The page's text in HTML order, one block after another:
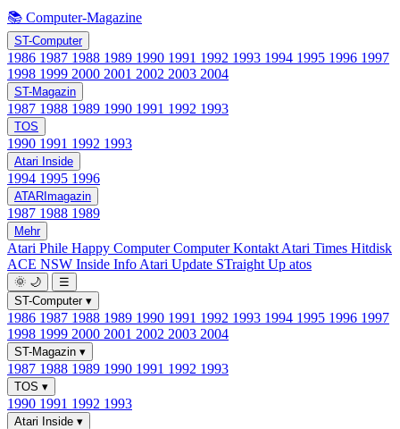
📚 Computer-Magazine
ST-Computer
1986 1987 1988 1989 1990 1991 1992 1993 1994 1995 1996 1997
1998 1999 2000 2001 2002 2003 2004
ST-Magazin
1987 1988 1989 1990 1991 1992 1993
TOS
1990 1991 1992 1993
Atari Inside
1994 1995 1996
ATARImagazin
1987 1988 1989
Mehr
Atari Phile Happy ComputerComputer Kontakt Atari Times Hitdisk
ACE NSW Inside Info Atari Update STraight Up atos
🌞 🌙
☰
ST-Computer ▾
1986 1987 1988 1989 1990 1991 1992 1993 1994 1995 1996 1997
1998 1999 2000 2001 2002 2003 2004
ST-Magazin ▾
1987 1988 1989 1990 1991 1992 1993
TOS ▾
1990 1991 1992 1993
Atari Inside ▾